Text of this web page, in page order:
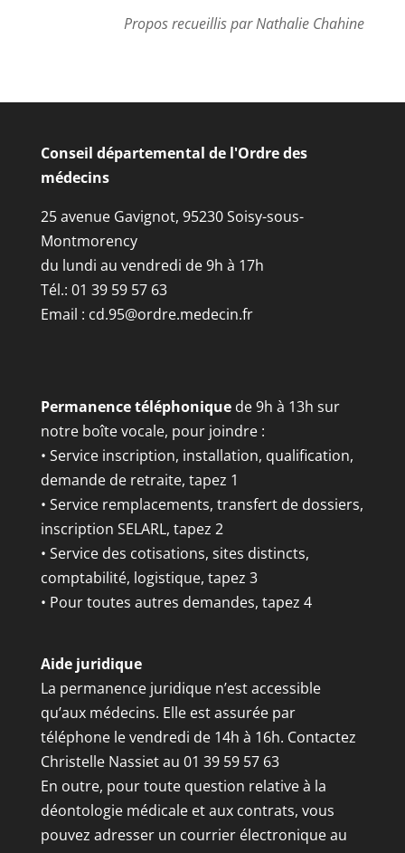
Propos recueillis par Nathalie Chahine
Conseil départemental de l'Ordre des
médecins
25 avenue Gavignot, 95230 Soisy-sous-
Montmorency
du lundi au vendredi de 9h à 17h
Tél.: 01 39 59 57 63
Email : cd.95@ordre.medecin.fr
Permanence téléphoniquede 9h à 13h sur
notre boîte vocale, pour joindre :
• Service inscription, installation, qualification,
demande de retraite, tapez 1
• Service remplacements, transfert de dossiers,
inscription SELARL, tapez 2
• Service des cotisations, sites distincts,
comptabilité, logistique, tapez 3
• Pour toutes autres demandes, tapez 4
Aide juridique
La permanence juridique n’est accessible
qu’aux médecins. Elle est assurée par
téléphone le vendredi de 14h à 16h. Contactez
Christelle Nassiet au 01 39 59 57 63
En outre, pour toute question relative à la
déontologie médicale et aux contrats, vous
pouvez adresser un courrier électronique au